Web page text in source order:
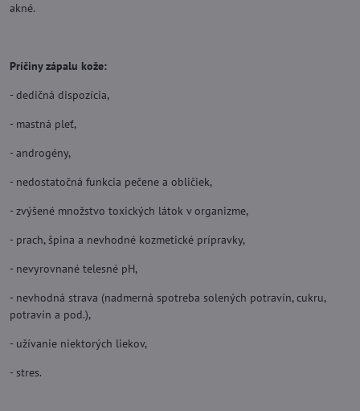
akné.
Príčiny zápalu kože:
- dedičná dispozícia,
- mastná pleť,
- androgény,
- nedostatočná funkcia pečene a obličiek,
- zvýšené množstvo toxických látok v organizme,
- prach, špina a nevhodné kozmetické prípravky,
- nevyrovnané telesné pH,
- nevhodná strava (nadmerná spotreba solených potravín, cukru,
potravín a pod.),
- užívanie niektorých liekov,
- stres.